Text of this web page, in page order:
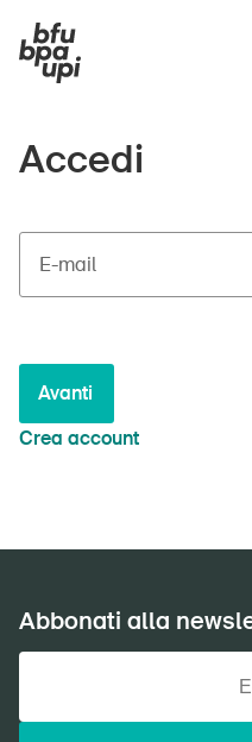
Accedi
E-mail
Avanti
Crea account
Abbonati alla